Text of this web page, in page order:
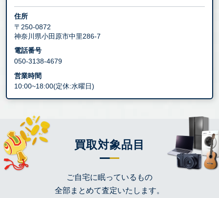
住所
〒250-0872
神奈川県小田原市中里286-7
電話番号
050-3138-4679
営業時間
10:00~18:00(定休:水曜日)
買取対象品目
ご自宅に眠っているもの
全部まとめて査定いたします。